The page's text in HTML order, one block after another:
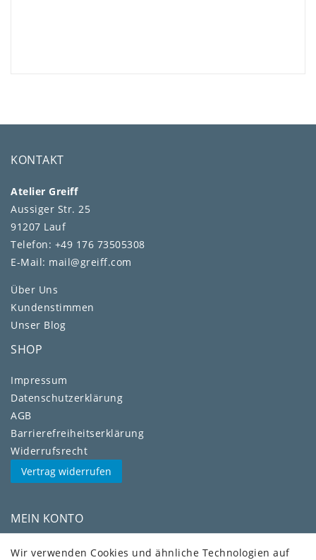
KONTAKT
Atelier Greiff
Aussiger Str. 25
91207 Lauf
Telefon: +49 176 73505308
E-Mail: mail@greiff.com
Über Uns
Kundenstimmen
Unser Blog
SHOP
Impressum
Daten­schutz­erklärung
AGB
Barrierefreiheitserklärung
Widerrufs­recht
Vertrag widerrufen
MEIN KONTO
Kundenkonto
Wir verwenden Cookies und ähnliche Technologien auf